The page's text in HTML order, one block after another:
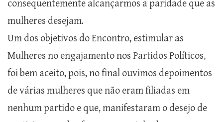
consequentemente alcançarmos a paridade que as
mulheres desejam.
Um dos objetivos do Encontro, estimular as
Mulheres no engajamento nos Partidos Políticos,
foi bem aceito, pois, no final ouvimos depoimentos
de várias mulheres que não eram filiadas em
nenhum partido e que, manifestaram o desejo de